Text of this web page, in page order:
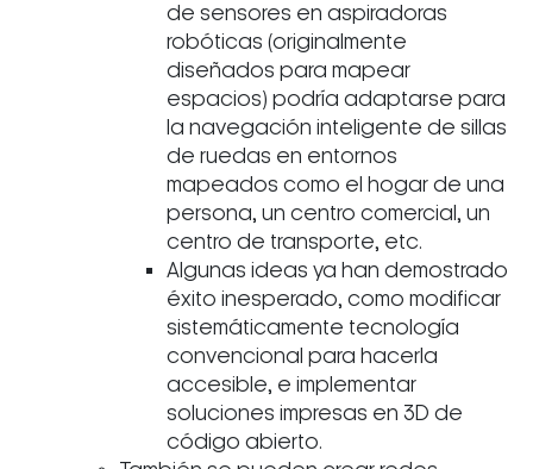
de sensores en aspiradoras
robóticas (originalmente
diseñados para mapear
espacios) podría adaptarse para
la navegación inteligente de sillas
de ruedas en entornos
mapeados como el hogar de una
persona, un centro comercial, un
centro de transporte, etc.
Algunas ideas ya han demostrado
éxito inesperado, como modificar
sistemáticamente tecnología
convencional para hacerla
accesible, e implementar
soluciones impresas en 3D de
código abierto.